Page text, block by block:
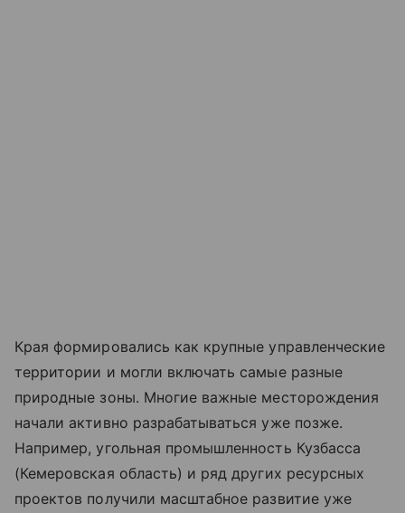
Края формировались как крупные управленческие
территории и могли включать самые разные
природные зоны. Многие важные месторождения
начали активно разрабатываться уже позже.
Например, угольная промышленность Кузбасса
(Кемеровская область) и ряд других ресурсных
проектов получили масштабное развитие уже